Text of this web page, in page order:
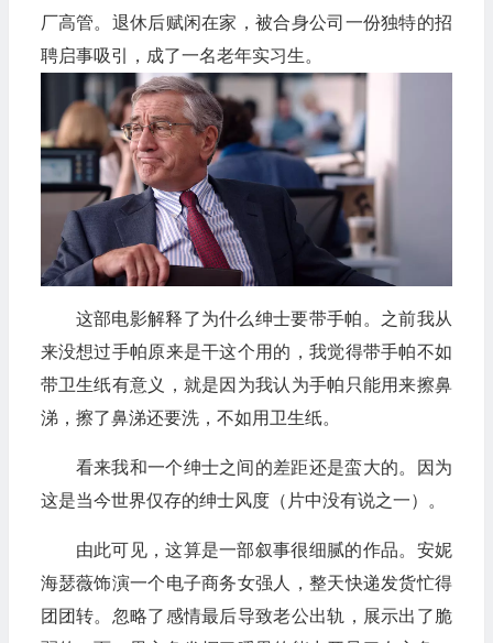
厂高管。退休后赋闲在家，被合身公司一份独特的招
聘启事吸引，成了一名老年实习生。
这部电影解释了为什么绅士要带手帕。之前我从
来没想过手帕原来是干这个用的，我觉得带手帕不如
带卫生纸有意义，就是因为我认为手帕只能用来擦鼻
涕，擦了鼻涕还要洗，不如用卫生纸。
看来我和一个绅士之间的差距还是蛮大的。因为
这是当今世界仅存的绅士风度（片中没有说之一）。
由此可见，这算是一部叙事很细腻的作品。安妮
海瑟薇饰演一个电子商务女强人，整天快递发货忙得
团团转。忽略了感情最后导致老公出轨，展示出了脆